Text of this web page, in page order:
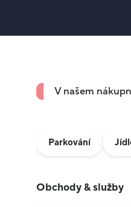
V našem
Parkování
Obchody & služby